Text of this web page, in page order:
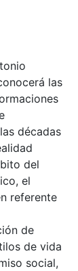
las
décadas
del
el
referente
de
de vida
social,